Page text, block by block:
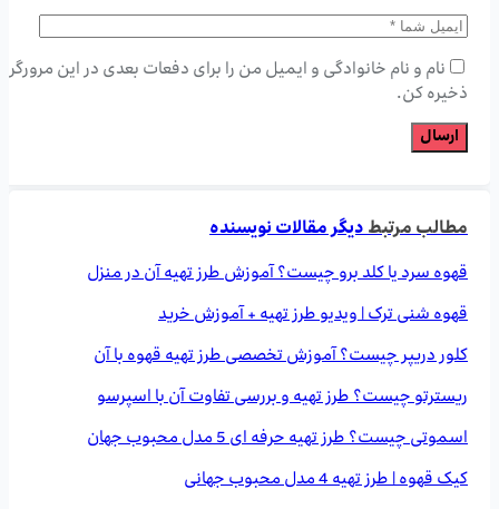
نام و نام خانوادگی و ایمیل من را برای دفعات بعدی در این مرورگر
ذخیره کن.
مطالب مرتبطدیگر مقالات نویسنده
قهوه سرد یا کلد برو چیست؟ آموزش طرز تهیه آن در منزل
قهوه شنی ترک | ویدیو طرز تهیه + آموزش خرید
کلور دریپر چیست؟ آموزش تخصصی طرز تهیه قهوه با آن
ریسترتو چیست؟ طرز تهیه و بررسی تفاوت آن با اسپرسو
اسموتی چیست؟ طرز تهیه حرفه ای 5 مدل محبوب جهان
کیک قهوه | طرز تهیه 4 مدل محبوب جهانی